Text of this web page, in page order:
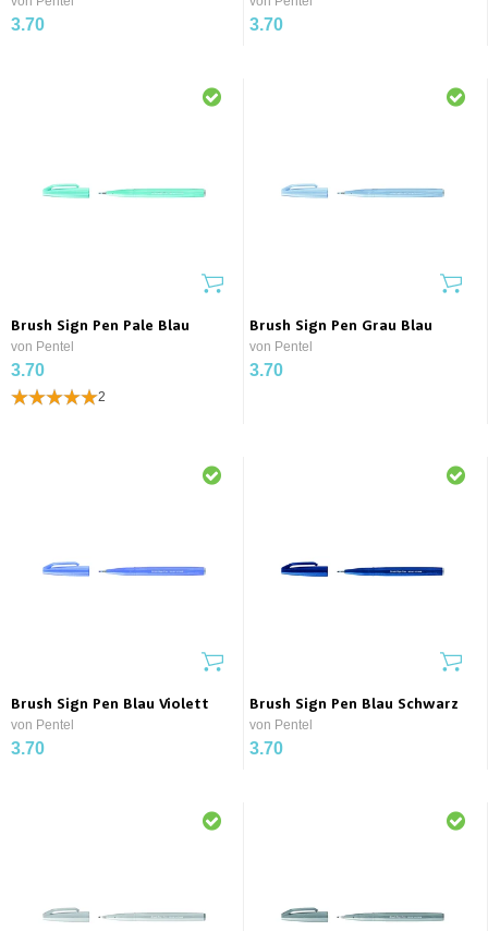
3.70 3.70
Brush Sign Pen Pale Blau
von Pentel
3.70
2
Brush Sign Pen Grau Blau
von Pentel
3.70
Brush Sign Pen Blau Violett
von Pentel
3.70
Brush Sign Pen Blau Schwarz
von Pentel
3.70